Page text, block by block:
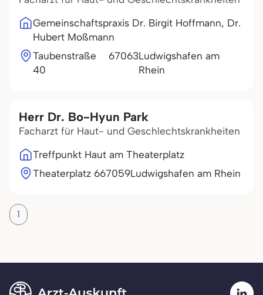
Gemeinschaftspraxis Dr. Birgit Hoffmann, Dr.
Hubert Moßmann
Taubenstraße
40
67063Ludwigshafen am
Rhein
Herr Dr. Bo-Hyun Park
Facharzt für Haut- und Geschlechtskrankheiten
Treffpunkt Haut am Theaterplatz
Theaterplatz 667059Ludwigshafen am Rhein
1